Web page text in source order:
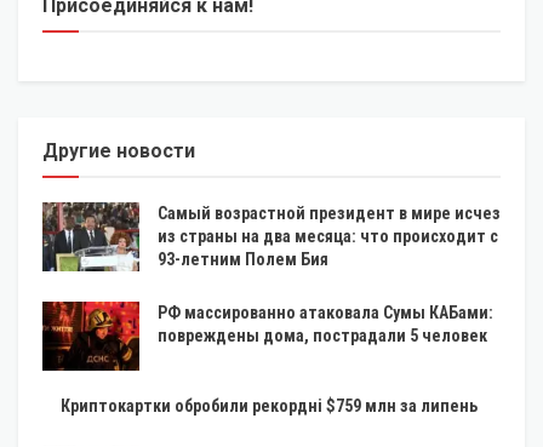
Присоединяйся к нам!
Другие новости
Самый возрастной президент в мире исчез
из страны на два месяца: что происходит с
93-летним Полем Бия
РФ массированно атаковала Сумы КАБами:
повреждены дома, пострадали 5 человек
Криптокартки обробили рекордні $759 млн за липень